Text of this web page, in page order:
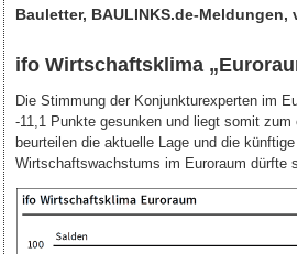
Bauletter, BAULINKS.de-Meldungen,
ifo Wirtschaftsklima
Die Stimmung der Konjunkturexperten im
-11,1 Punkte gesunken und liegt somit
beurteilen die aktuelle Lage und die
Wirtschaftswachstums im Euroraum dürfte